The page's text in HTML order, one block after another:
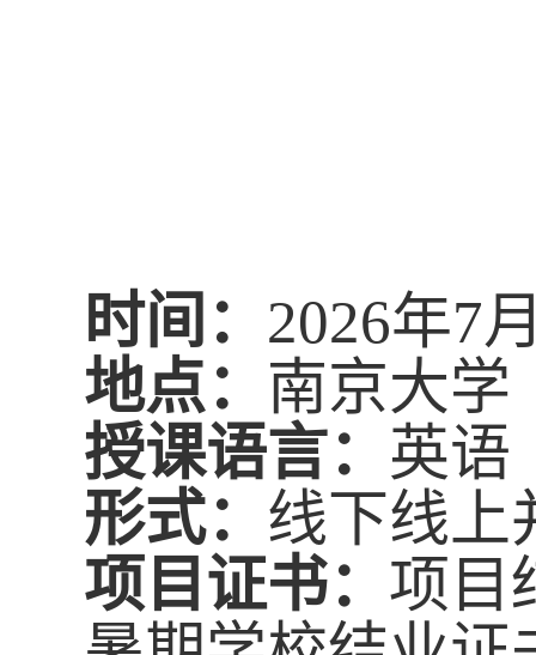
时间 ： 2026年7
地点： 南京大学
授课语言： 英语
形式： 线下线上
项目证书： 项目